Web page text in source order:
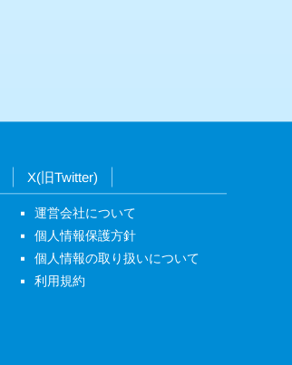
X(旧Twitter)
運営会社について
個人情報保護方針
個人情報の取り扱いについて
利用規約